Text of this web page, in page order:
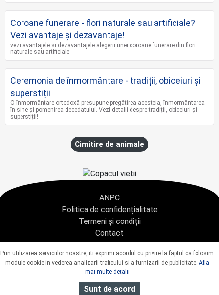
Coroane funerare - flori naturale sau artificiale?
Vezi avantaje și dezavantaje!
vezi avantajele si dezavantajele alegerii unei coroane funerare din flori
naturale sau artificiale
Ceremonia de înmormântare - tradiții, obiceiuri și
superstiții
O înmormântare ortodoxă presupune pregătirea acesteia, înmormântarea
în sine și pomenirea decedatului. Vezi detalii despre tradiții, obiceiuri și
superstiții!
Cimitire de animale
ANPC
Politica de confidențialitate
Termeni și condiții
Contact
Copyright © 2021 - AGENTIA CONDOLEANTE.RO SRL - toate drepturile rezervate
J40/9967/2020 CUI: 42925428
Prin utilizarea serviciilor noastre, iti exprimi acordul cu privire la faptul ca folosim
module cookie in vederea analizarii traficului si a furnizarii de publicitate. Afla
mai multe detalii
Sunt de acord